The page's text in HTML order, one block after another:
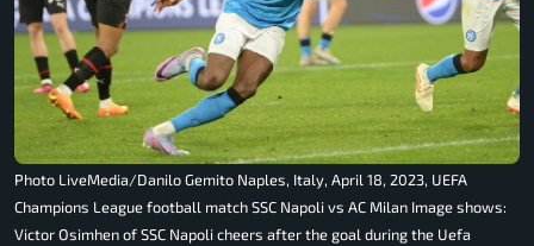
Photo LiveMedia/Danilo Gemito Naples, Italy, April 18, 2023, UEFA
Champions League football match SSC Napoli vs AC Milan Image shows:
Victor Osimhen of SSC Napoli cheers after the goal during the Uefa